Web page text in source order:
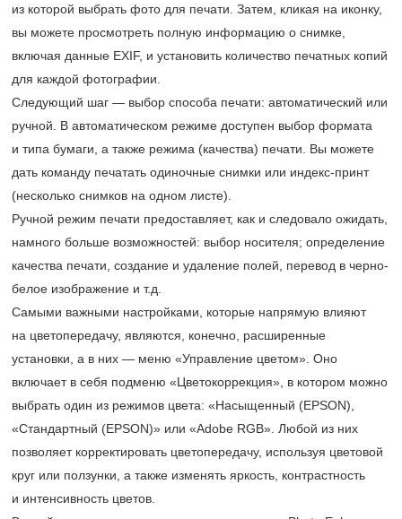
из которой выбрать фото для печати. Затем, кликая на иконку,
вы можете просмотреть полную информацию о снимке,
включая данные EXIF, и установить количество печатных копий
для каждой фотографии.
Следующий шаг — выбор способа печати: автоматический или
ручной. В автоматическом режиме доступен выбор формата
и типа бумаги, а также режима (качества) печати. Вы можете
дать команду печатать одиночные снимки или индекс-принт
(несколько снимков на одном листе).
Ручной режим печати предоставляет, как и следовало ожидать,
намного больше возможностей: выбор носителя; определение
качества печати, создание и удаление полей, перевод в черно-
белое изображение и т.д.
Самыми важными настройками, которые напрямую влияют
на цветопередачу, являются, конечно, расширенные
установки, а в них — меню «Управление цветом». Оно
включает в себя подменю «Цветокоррекция», в котором можно
выбрать один из режимов цвета: «Насыщенный (EPSON),
«Стандартный (EPSON)» или «Adobe RGB». Любой из них
позволяет корректировать цветопередачу, используя цветовой
круг или ползунки, а также изменять яркость, контрастность
и интенсивность цветов.